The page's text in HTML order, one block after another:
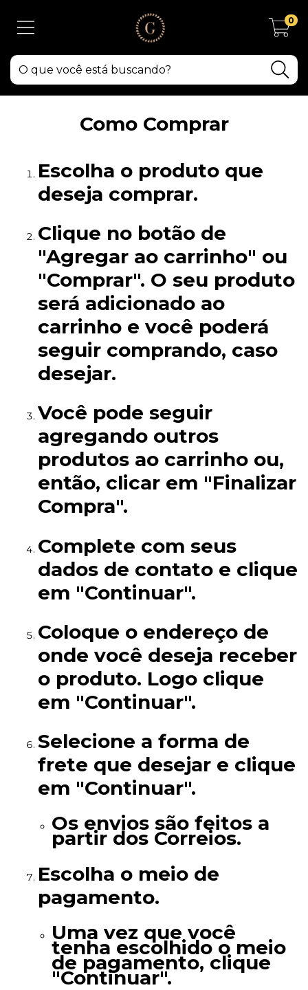
0
Como Comprar
Escolha o produto que
deseja comprar.
Clique no botão de
"Agregar ao carrinho" ou
"Comprar". O seu produto
será adicionado ao
carrinho e você poderá
seguir comprando, caso
desejar.
Você pode seguir
agregando outros
produtos ao carrinho ou,
então, clicar em "Finalizar
Compra".
Complete com seus
dados de contato e clique
em "Continuar".
Coloque o endereço de
onde você deseja receber
o produto. Logo clique
em "Continuar".
Selecione a forma de
frete que desejar e clique
em "Continuar".
Os envios são feitos a
partir dos Correios.
Escolha o meio de
pagamento.
Uma vez que você
tenha escolhido o meio
de pagamento, clique
"Continuar".